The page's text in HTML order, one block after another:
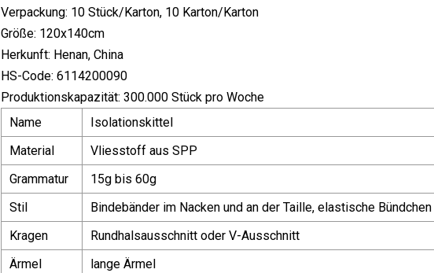
Verpackung: 10 Stück/Karton, 10 Karton/Karton
Größe: 120x140cm
Herkunft: Henan, China
HS-Code: 6114200090
Produktionskapazität: 300.000 Stück pro Woche
Name
Isolationskittel
Material
Vliesstoff aus SPP
Grammatur
15g bis 60g
Stil
Bindebänder im Nacken und an der Taille, elastische
Kragen
Rundhalsausschnitt oder V-Ausschnitt
Ärmel
lange Ärmel